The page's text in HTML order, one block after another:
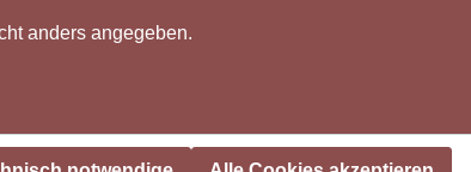
anders angegeben.